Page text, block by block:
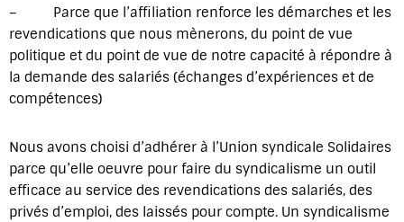
– Parce que l’affiliation renforce les démarches et les
revendications que nous mènerons, du point de vue
politique et du point de vue de notre capacité à répondre à
la demande des salariés (échanges d’expériences et de
compétences)
Nous avons choisi d’adhérer à l’Union syndicale Solidaires
parce qu’elle oeuvre pour faire du syndicalisme un outil
efficace au service des revendications des salariés, des
privés d’emploi, des laissés pour compte. Un syndicalisme